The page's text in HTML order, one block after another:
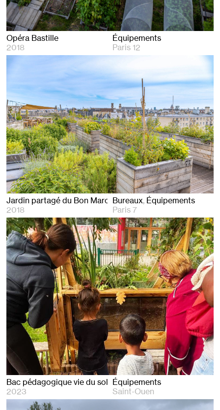
Opéra Bastille
2018
Équipements
Paris 12
Jardin partagé du Bon Marché
2018
Bureaux Équipements
Paris 7
Bac pédagogique vie du sol
2023
Équipements
Saint-Ouen